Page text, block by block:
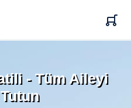
- Tüm Aileyi